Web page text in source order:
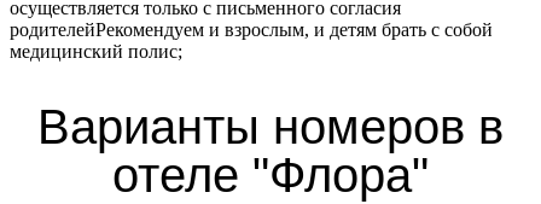
осуществляется только с письменного согласия
родителейРекомендуем и взрослым, и детям брать с собой
медицинский полис;
Варианты номеров в
отеле "Флора"